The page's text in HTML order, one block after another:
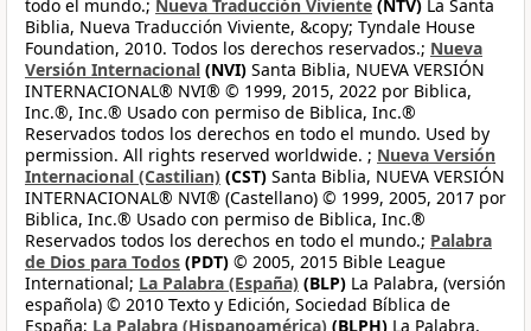
todo el mundo.; Nueva Traducción Viviente (NTV) La Santa
Biblia, Nueva Traducción Viviente, &copy; Tyndale House
Foundation, 2010. Todos los derechos reservados.; Nueva
Versión Internacional (NVI) Santa Biblia, NUEVA VERSIÓN
INTERNACIONAL® NVI® © 1999, 2015, 2022 por Biblica,
Inc.®, Inc.® Usado con permiso de Biblica, Inc.®
Reservados todos los derechos en todo el mundo. Used by
permission. All rights reserved worldwide. ; Nueva Versión
Internacional (Castilian) (CST) Santa Biblia, NUEVA VERSIÓN
INTERNACIONAL® NVI® (Castellano) © 1999, 2005, 2017 por
Biblica, Inc.® Usado con permiso de Biblica, Inc.®
Reservados todos los derechos en todo el mundo.; Palabra
de Dios para Todos (PDT) © 2005, 2015 Bible League
International; La Palabra (España) (BLP) La Palabra, (versión
española) © 2010 Texto y Edición, Sociedad Bíblica de
España; La Palabra (Hispanoamérica) (BLPH) La Palabra,